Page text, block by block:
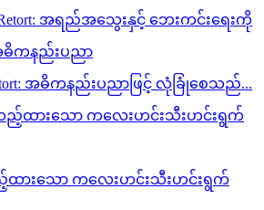
အဓိကနည်းပညာဖြင့် လုံခြုံစေသည်...
ားသော ကလေးဟင်းသီးဟင်းရွက်